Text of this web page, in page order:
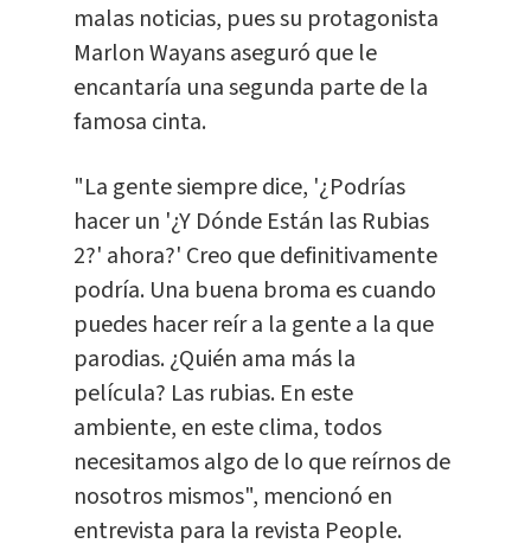
malas noticias, pues su protagonista
Marlon Wayans aseguró que le
encantaría una segunda parte de la
famosa cinta.
"La gente siempre dice, '¿Podrías
hacer un '¿Y Dónde Están las Rubias
2?' ahora?' Creo que definitivamente
podría. Una buena broma es cuando
puedes hacer reír a la gente a la que
parodias. ¿Quién ama más la
película? Las rubias. En este
ambiente, en este clima, todos
necesitamos algo de lo que reírnos de
nosotros mismos", mencionó en
entrevista para la revista People.